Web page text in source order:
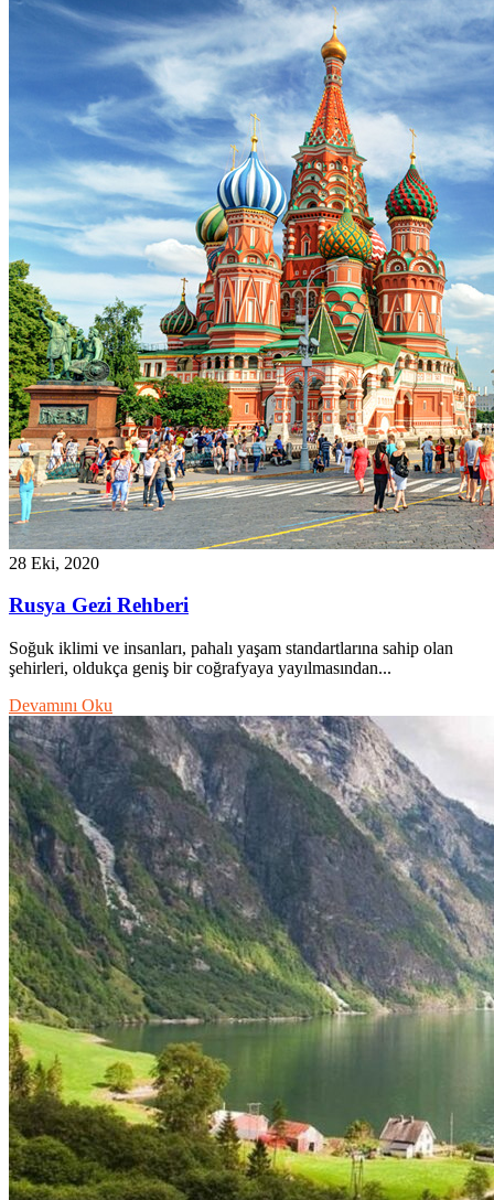
28 Eki, 2020
Rusya Gezi Rehberi
Soğuk iklimi ve insanları, pahalı yaşam standartlarına sahip olan
şehirleri, oldukça geniş bir coğrafyaya yayılmasından...
Devamını Oku